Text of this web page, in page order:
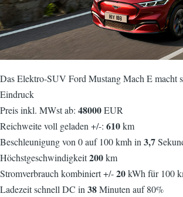
Das Elektro-SUV Ford Mustang Mach E macht
Eindruck
Preis inkl. MWst ab: 48000EUR
Reichweite voll geladen +/-: 610km
Beschleunigung von 0 auf 100 kmh in 3,7
Höchstgeschwindigkeit200km
Stromverbrauch kombiniert +/-20kWh für 100
Ladezeit schnell DC in 38Minuten auf 80%